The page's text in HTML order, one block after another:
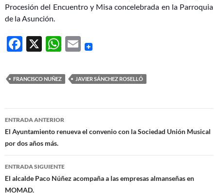
Procesión del Encuentro y Misa concelebrada en la Parroquia
de la Asunción.
F
e
b
o
o
k
X
W
at
s
A
p
p
E
ail
FRANCISCO NUÑEZ JAVIER SÁNCHEZ ROSELLÓ
Navegación
de
entradas
ENTRADA ANTERIOR
El Ayuntamiento renueva el convenio con la Sociedad Unión Musical
por dos años más.
ENTRADA SIGUIENTE
El alcalde Paco Núñez acompaña a las empresas almanseñas en
MOMAD.